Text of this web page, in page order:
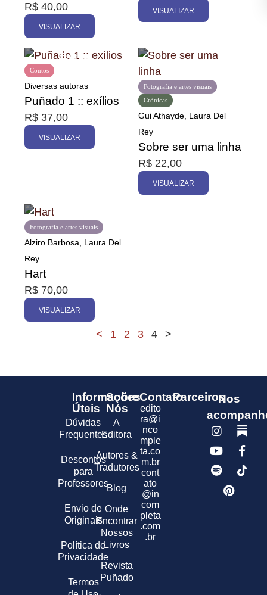
R$ 40,00
VISUALIZAR
VISUALIZAR
Contos
Diversas autoras
Puñado 1 :: exílios
R$ 37,00
VISUALIZAR
Crônicas
Fotografia e artes visuais
Gui Athayde, Laura Del
Rey
Sobre ser uma linha
R$ 22,00
VISUALIZAR
Fotografia e artes visuais
Alziro Barbosa, Laura Del
Rey
Hart
R$ 70,00
VISUALIZAR
< 1 2 3 4 >
Informações
Úteis
Dúvidas
Frequentes
Descontos
para
Professores
Envio de
Originais
Política de
Privacidade
Termos
Sobre
Nós
A
Editora
Autores &
Tradutores
Blog
Onde
Encontrar
Nossos
Livros
Revista
Puñado
Contato
edito
ra@i
nco
mple
ta.co
m.br
cont
ato
@in
com
pleta
.com
.br
ParceirosNos